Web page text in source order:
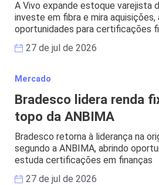
A Vivo expande estoque varejista
investe em fibra e mira aquisições,
oportunidades para certificações
27 de jul de 2026
Mercado
Bradesco lidera renda
topo da ANBIMA
Bradesco retorna à liderança na
segundo a ANBIMA, abrindo
estuda certificações em finanças
27 de jul de 2026